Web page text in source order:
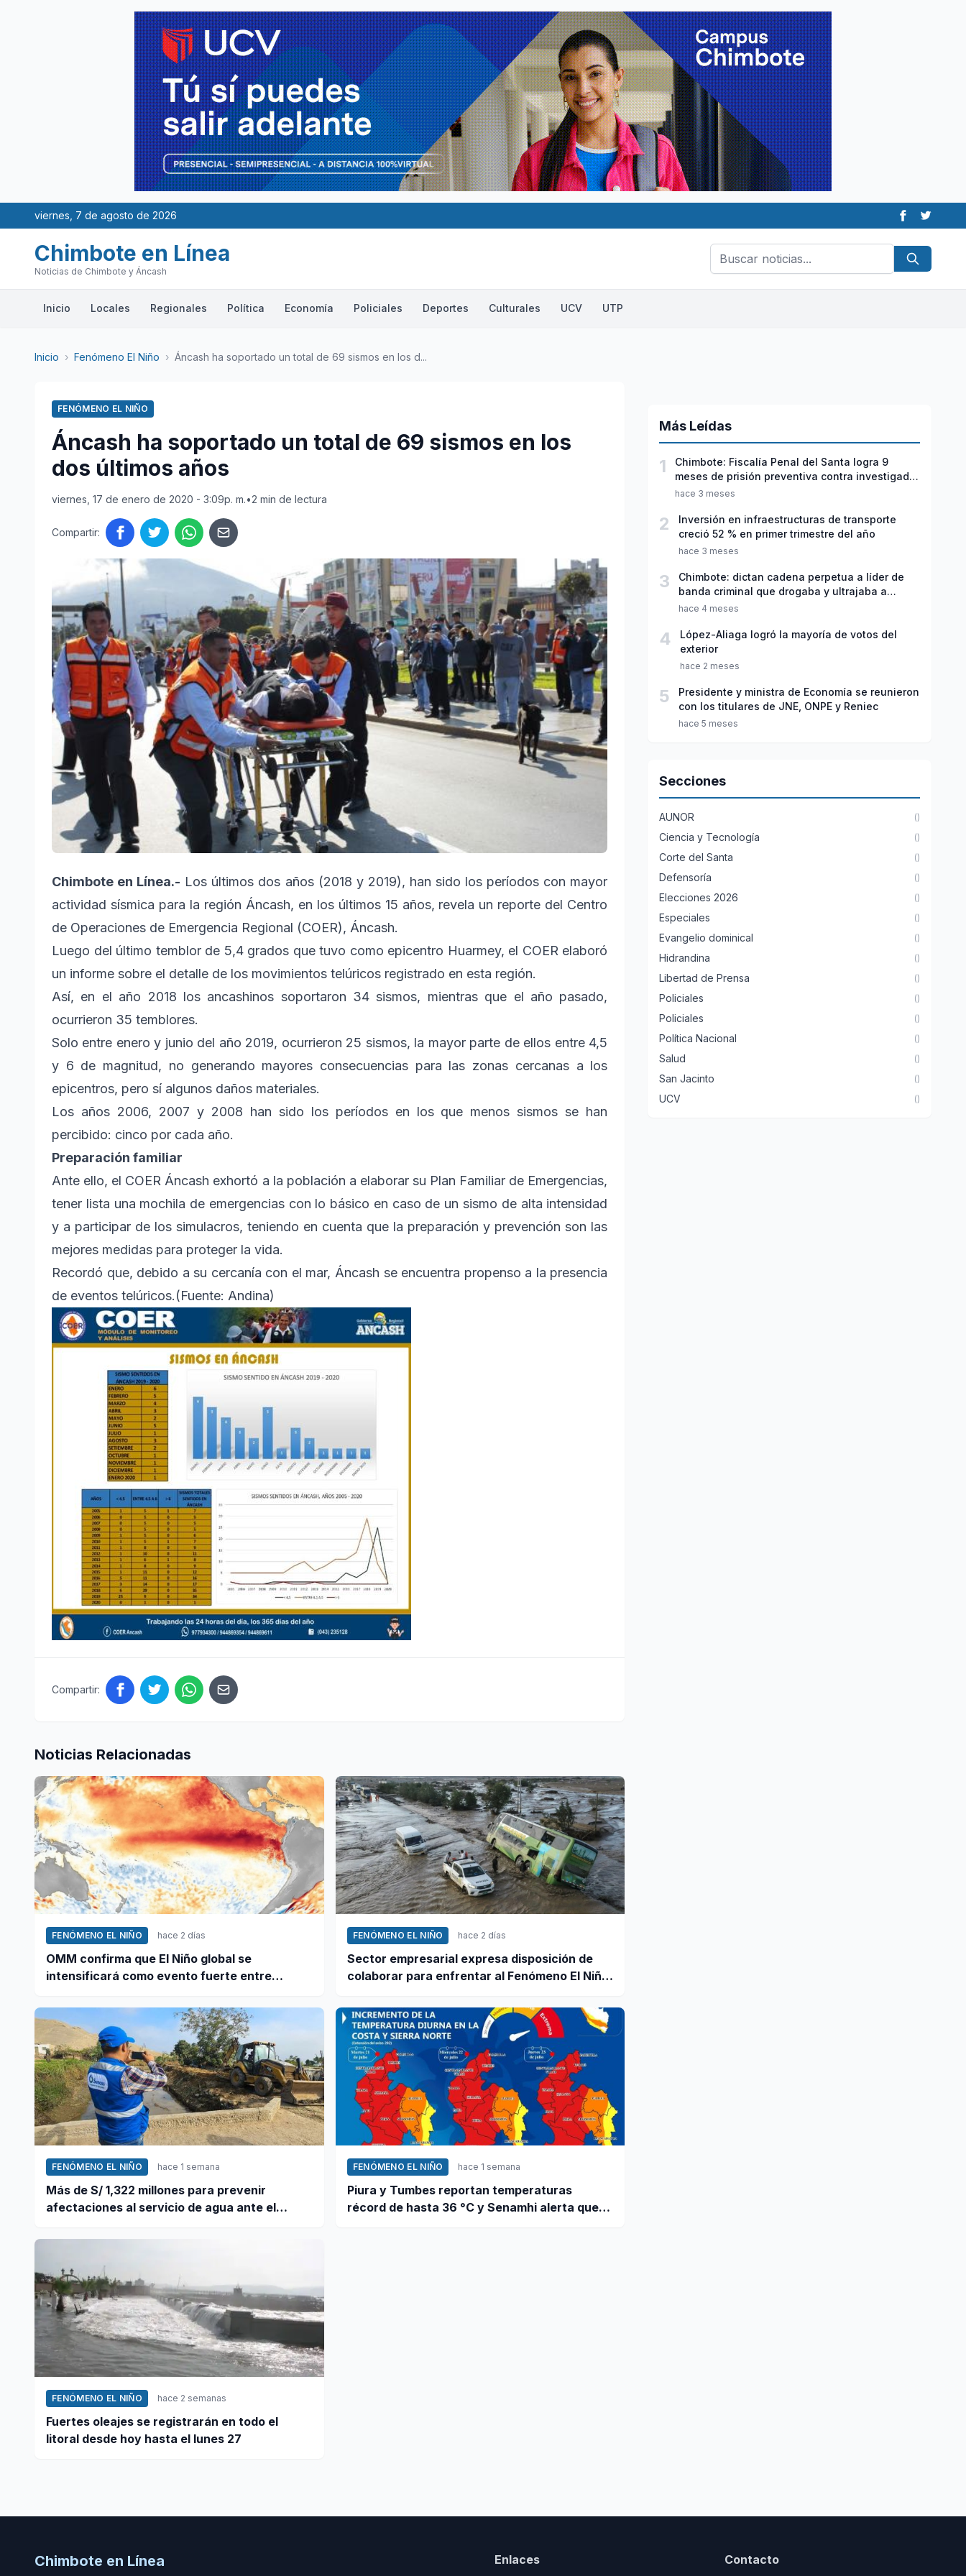
viernes, 7 de agosto de 2026
Chimbote en Línea
Noticias de Chimbote y Áncash
Inicio Locales Regionales Política Economía Policiales Deportes Culturales UCV UTP
Inicio › Fenómeno El Niño › Áncash ha soportado un total de 69 sismos en los d...
FENÓMENO EL NIÑO
Áncash ha soportado un total de 69 sismos en los
dos últimos años
viernes, 17 de enero de 2020 - 3:09p. m.•2 min de lectura
Compartir:
Chimbote en Línea.- Los últimos dos años (2018 y 2019), han sido los períodos con mayor
actividad sísmica para la región Áncash, en los últimos 15 años, revela un reporte del Centro
de Operaciones de Emergencia Regional (COER), Áncash.
Luego del último temblor de 5,4 grados que tuvo como epicentro Huarmey, el COER elaboró
un informe sobre el detalle de los movimientos telúricos registrado en esta región.
Así, en el año 2018 los ancashinos soportaron 34 sismos, mientras que el año pasado,
ocurrieron 35 temblores.
Solo entre enero y junio del año 2019, ocurrieron 25 sismos, la mayor parte de ellos entre 4,5
y 6 de magnitud, no generando mayores consecuencias para las zonas cercanas a los
epicentros, pero sí algunos daños materiales.
Los años 2006, 2007 y 2008 han sido los períodos en los que menos sismos se han
percibido: cinco por cada año.
Preparación familiar
Ante ello, el COER Áncash exhortó a la población a elaborar su Plan Familiar de Emergencias,
tener lista una mochila de emergencias con lo básico en caso de un sismo de alta intensidad
y a participar de los simulacros, teniendo en cuenta que la preparación y prevención son las
mejores medidas para proteger la vida.
Recordó que, debido a su cercanía con el mar, Áncash se encuentra propenso a la presencia
de eventos telúricos.(Fuente: Andina)
Compartir:
Noticias Relacionadas
FENÓMENO EL NIÑO hace 2 días
OMM confirma que El Niño global se
intensificará como evento fuerte entre
FENÓMENO EL NIÑO hace 2 días
Sector empresarial expresa disposición de
colaborar para enfrentar al Fenómeno El Niño,
FENÓMENO EL NIÑO hace 1 semana
Más de S/ 1,322 millones para prevenir
afectaciones al servicio de agua ante el
FENÓMENO EL NIÑO hace 1 semana
Piura y Tumbes reportan temperaturas
récord de hasta 36 °C y Senamhi alerta que
FENÓMENO EL NIÑO hace 2 semanas
Fuertes oleajes se registrarán en todo el
litoral desde hoy hasta el lunes 27
Más Leídas
1
Chimbote: Fiscalía Penal del Santa logra 9
meses de prisión preventiva contra investigado
por violación sexual y tentativa de feminicidio
hace 3 meses
2
Inversión en infraestructuras de transporte
creció 52 % en primer trimestre del año
hace 3 meses
3
Chimbote: dictan cadena perpetua a líder de
banda criminal que drogaba y ultrajaba a
jóvenes
hace 4 meses
4
López-Aliaga logró la mayoría de votos del
exterior
hace 2 meses
5
Presidente y ministra de Economía se reunieron
con los titulares de JNE, ONPE y Reniec
hace 5 meses
Secciones
AUNOR ()
Ciencia y Tecnología ()
Corte del Santa ()
Defensoría ()
Elecciones 2026 ()
Especiales ()
Evangelio dominical ()
Hidrandina ()
Libertad de Prensa ()
Policiales ()
Policiales ()
Política Nacional ()
Salud ()
San Jacinto ()
UCV ()
Chimbote en Línea Enlaces Contacto